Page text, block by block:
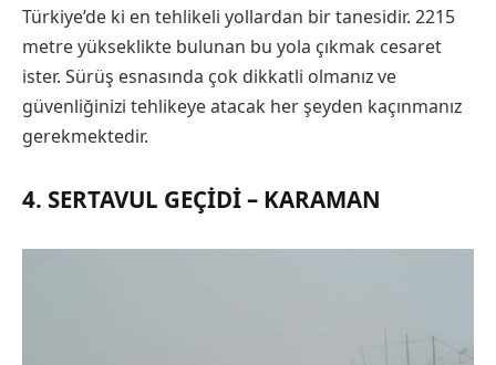
Türkiye’de ki en tehlikeli yollardan bir tanesidir. 2215
metre yükseklikte bulunan bu yola çıkmak cesaret
ister. Sürüş esnasında çok dikkatli olmanız ve
güvenliğinizi tehlikeye atacak her şeyden kaçınmanız
gerekmektedir.
4. SERTAVUL GEÇIDI – KARAMAN